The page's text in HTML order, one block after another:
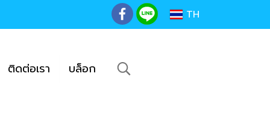
TH
ติดต่อเรา บล็อก